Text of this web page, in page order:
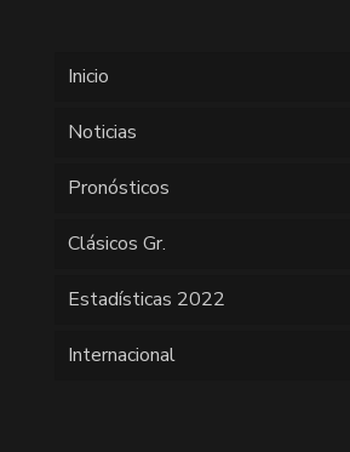
Inicio
Noticias
Pronósticos
Clásicos Gr.
Estadísticas 2022
Internacional